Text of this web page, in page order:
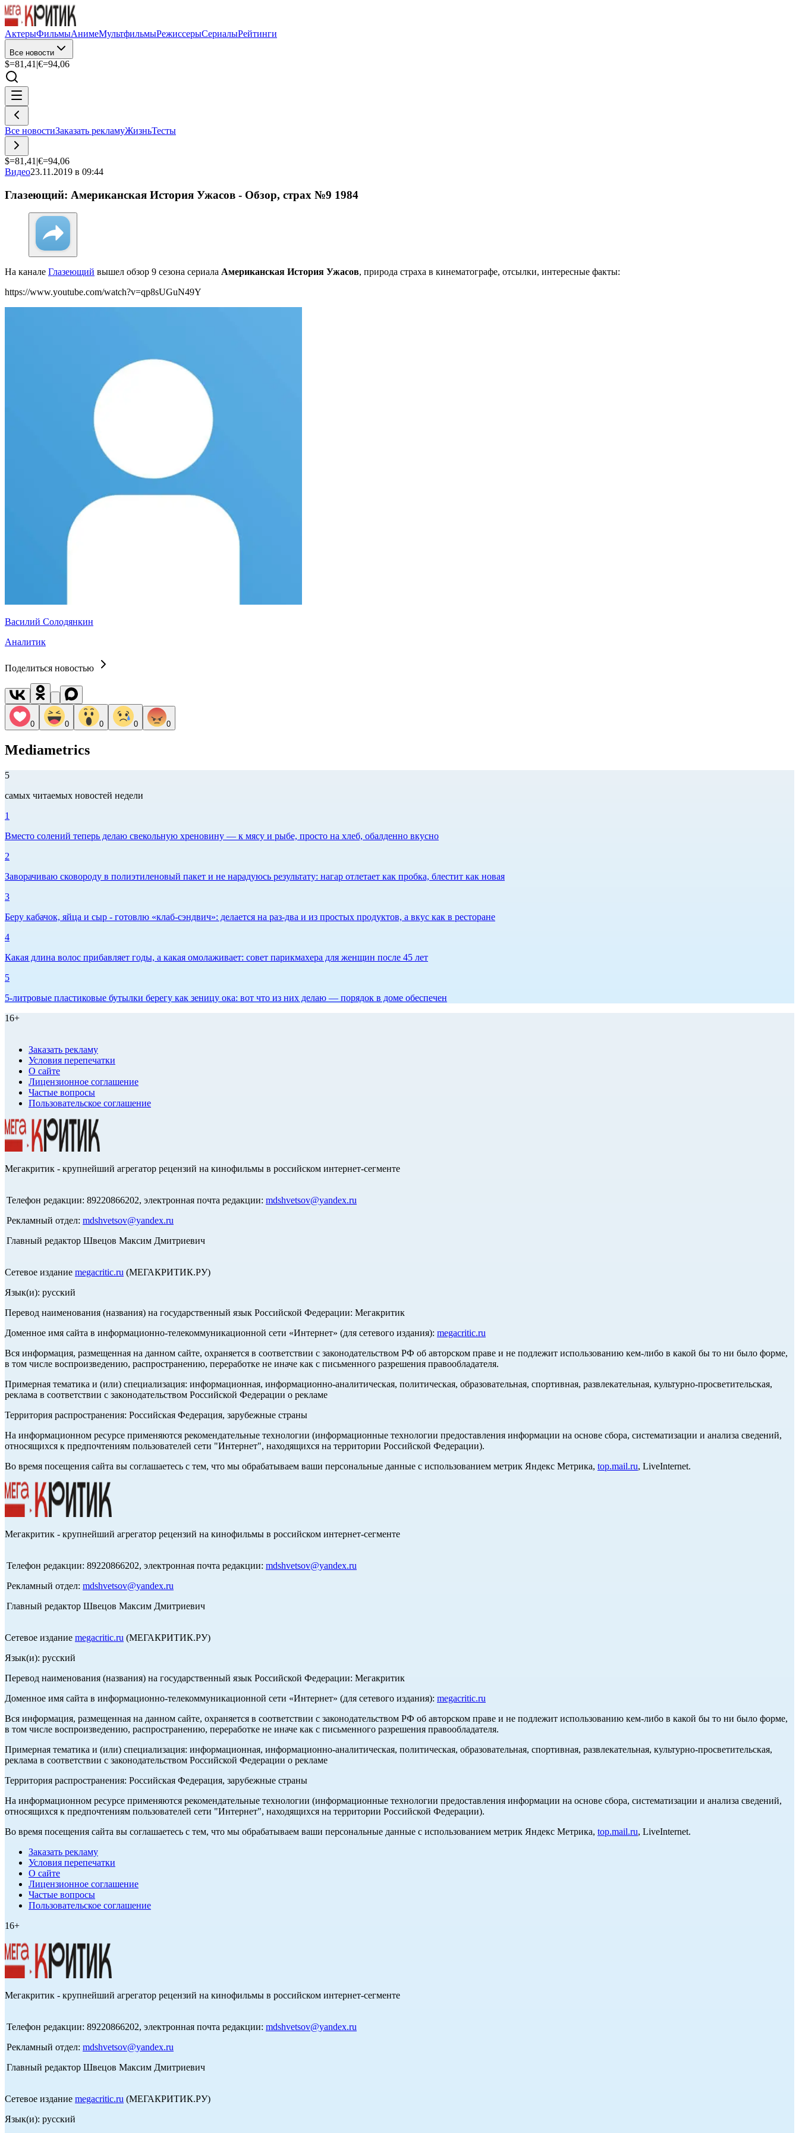
АктерыФильмыАнимеМультфильмыРежиссерыСериалыРейтинги
Все новости
$=81,41 |€=94,06
Все новостиЗаказать рекламуЖизньТесты
$=81,41 |€=94,06
Видео23.11.2019 в 09:44
Глазеющий: Американская История Ужасов - Обзор, страх №9 1984
На канале Глазеющий вышел обзор 9 сезона сериала Американская История Ужасов, природа страха в кинематографе, отсылки, интересные факты:
https://www.youtube.com/watch?v=qp8sUGuN49Y
Василий Солодянкин
Аналитик
Поделиться новостью
0 0 0 0 0
Mediametrics
5
самых читаемых новостей недели
1
Вместо солений теперь делаю свекольную хреновину — к мясу и рыбе, просто на хлеб, обалденно вкусно
2
Заворачиваю сковороду в полиэтиленовый пакет и не нарадуюсь результату: нагар отлетает как пробка, блестит как новая
3
Беру кабачок, яйца и сыр - готовлю «клаб-сэндвич»: делается на раз-два и из простых продуктов, а вкус как в ресторане
4
Какая длина волос прибавляет годы, а какая омолаживает: совет парикмахера для женщин после 45 лет
5
5-литровые пластиковые бутылки берегу как зеницу ока: вот что из них делаю — порядок в доме обеспечен
16+
Заказать рекламу
Условия перепечатки
О сайте
Лицензионное соглашение
Частые вопросы
Пользовательское соглашение
Мегакритик - крупнейший агрегатор рецензий на кинофильмы в российском интернет-сегменте
Телефон редакции: 89220866202, электронная почта редакции: mdshvetsov@yandex.ru
Рекламный отдел: mdshvetsov@yandex.ru
Главный редактор Швецов Максим Дмитриевич
Сетевое издание megacritic.ru (МЕГАКРИТИК.РУ)
Язык(и): русский
Перевод наименования (названия) на государственный язык Российской Федерации: Мегакритик
Доменное имя сайта в информационно-телекоммуникационной сети «Интернет» (для сетевого издания): megacritic.ru
Вся информация, размещенная на данном сайте, охраняется в соответствии с законодательством РФ об авторском праве и не подлежит использованию кем-либо в какой бы то ни было форме,
в том числе воспроизведению, распространению, переработке не иначе как с письменного разрешения правообладателя.
Примерная тематика и (или) специализация: информационная, информационно-аналитическая, политическая, образовательная, спортивная, развлекательная, культурно-просветительская,
реклама в соответствии с законодательством Российской Федерации о рекламе
Территория распространения: Российская Федерация, зарубежные страны
На информационном ресурсе применяются рекомендательные технологии (информационные технологии предоставления информации на основе сбора, систематизации и анализа сведений,
относящихся к предпочтениям пользователей сети "Интернет", находящихся на территории Российской Федерации).
Во время посещения сайта вы соглашаетесь с тем, что мы обрабатываем ваши персональные данные с использованием метрик Яндекс Метрика, top.mail.ru, LiveInternet.
Мегакритик - крупнейший агрегатор рецензий на кинофильмы в российском интернет-сегменте
Телефон редакции: 89220866202, электронная почта редакции: mdshvetsov@yandex.ru
Рекламный отдел: mdshvetsov@yandex.ru
Главный редактор Швецов Максим Дмитриевич
Сетевое издание megacritic.ru (МЕГАКРИТИК.РУ)
Язык(и): русский
Перевод наименования (названия) на государственный язык Российской Федерации: Мегакритик
Доменное имя сайта в информационно-телекоммуникационной сети «Интернет» (для сетевого издания): megacritic.ru
Вся информация, размещенная на данном сайте, охраняется в соответствии с законодательством РФ об авторском праве и не подлежит использованию кем-либо в какой бы то ни было форме,
в том числе воспроизведению, распространению, переработке не иначе как с письменного разрешения правообладателя.
Примерная тематика и (или) специализация: информационная, информационно-аналитическая, политическая, образовательная, спортивная, развлекательная, культурно-просветительская,
реклама в соответствии с законодательством Российской Федерации о рекламе
Территория распространения: Российская Федерация, зарубежные страны
На информационном ресурсе применяются рекомендательные технологии (информационные технологии предоставления информации на основе сбора, систематизации и анализа сведений,
относящихся к предпочтениям пользователей сети "Интернет", находящихся на территории Российской Федерации).
Во время посещения сайта вы соглашаетесь с тем, что мы обрабатываем ваши персональные данные с использованием метрик Яндекс Метрика, top.mail.ru, LiveInternet.
Заказать рекламу
Условия перепечатки
О сайте
Лицензионное соглашение
Частые вопросы
Пользовательское соглашение
16+
Мегакритик - крупнейший агрегатор рецензий на кинофильмы в российском интернет-сегменте
Телефон редакции: 89220866202, электронная почта редакции: mdshvetsov@yandex.ru
Рекламный отдел: mdshvetsov@yandex.ru
Главный редактор Швецов Максим Дмитриевич
Сетевое издание megacritic.ru (МЕГАКРИТИК.РУ)
Язык(и): русский